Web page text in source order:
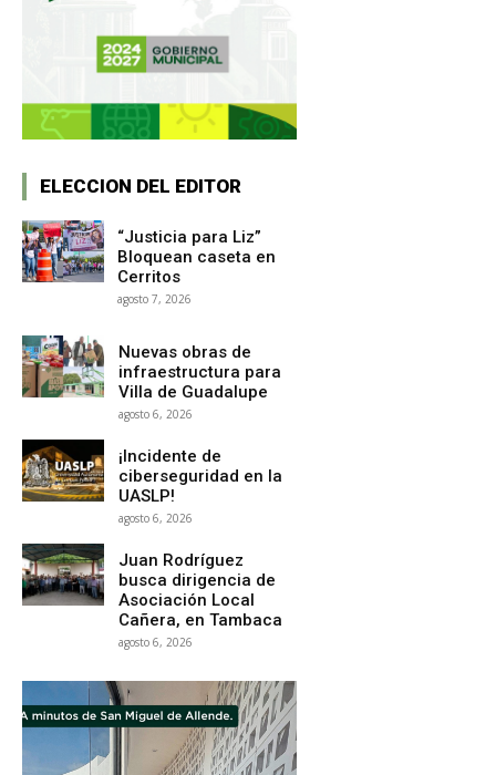
ELECCION DEL EDITOR
“Justicia para Liz”
Bloquean caseta en
Cerritos
agosto 7, 2026
Nuevas obras de
infraestructura para
Villa de Guadalupe
agosto 6, 2026
¡Incidente de
ciberseguridad en la
UASLP!
agosto 6, 2026
Juan Rodríguez
busca dirigencia de
Asociación Local
Cañera, en Tambaca
agosto 6, 2026